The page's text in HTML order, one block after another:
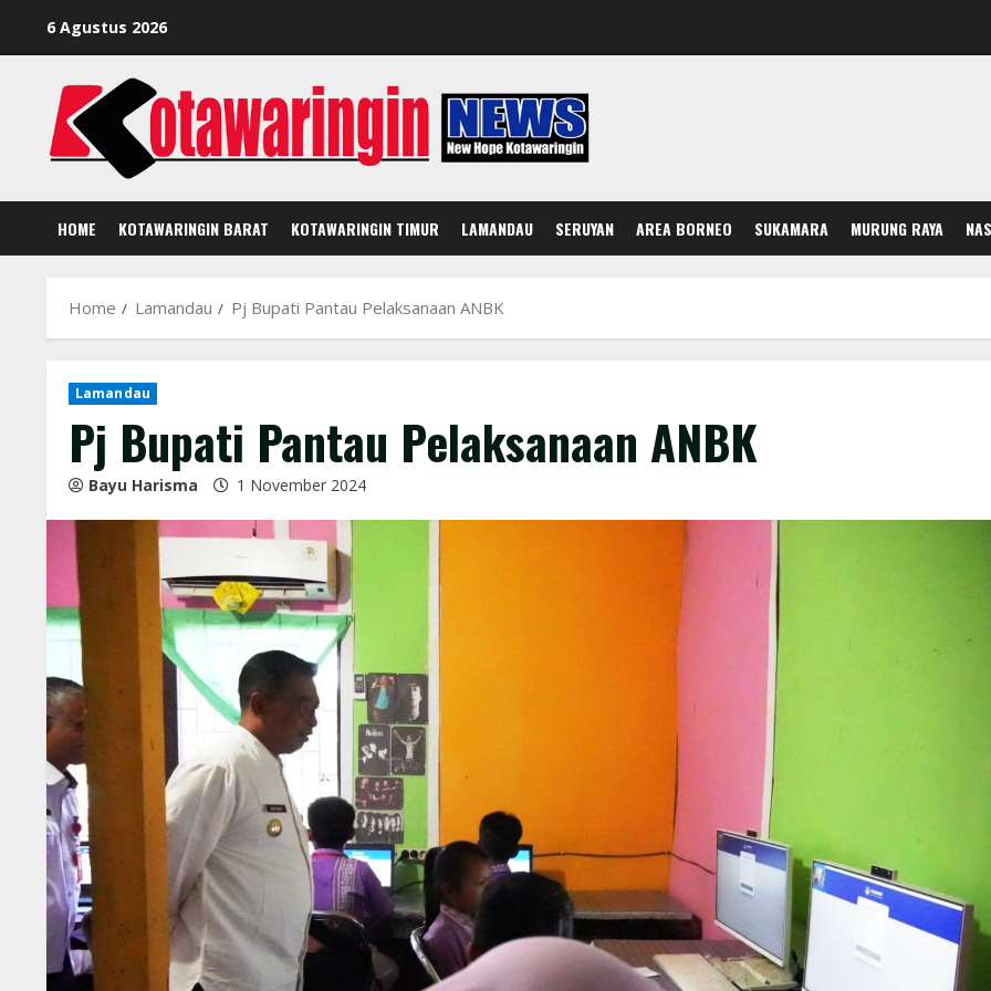
6 Agustus 2026
HOME KOTAWARINGIN BARAT KOTAWARINGIN TIMUR LAMANDAU SERUYAN AREA BORNEO SUKAMARA MURUNG RAYA
Home Lamandau Pj Bupati Pantau Pelaksanaan ANBK
Lamandau
Pj Bupati Pantau Pelaksanaan ANBK
Bayu Harisma 1 November 2024